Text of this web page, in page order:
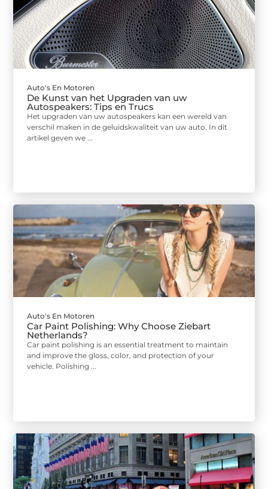
Auto's En Motoren
De Kunst van het Upgraden van uw
Autospeakers: Tips en Trucs
Het upgraden van uw autospeakers kan een wereld van
verschil maken in de geluidskwaliteit van uw auto. In dit
artikel geven we ...
Auto's En Motoren
Car Paint Polishing: Why Choose Ziebart
Netherlands?
Car paint polishing is an essential treatment to maintain
and improve the gloss, color, and protection of your
vehicle. Polishing ...